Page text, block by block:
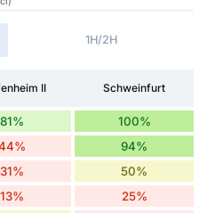
1H/2H
II Schweinfurt
81% 100%
94%
31% 50%
13% 25%